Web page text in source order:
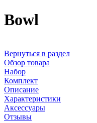
Bowl
Вернуться в раздел
Обзор товара
Набор
Комплект
Описание
Характеристики
Аксессуары
Отзывы